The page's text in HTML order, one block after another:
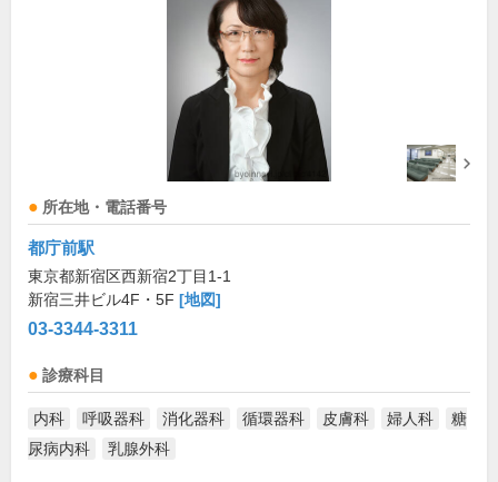
所在地・電話番号
都庁前駅
東京都新宿区西新宿2丁目1-1
新宿三井ビル4F・5F [地図]
03-3344-3311
診療科目
内科 呼吸器科 消化器科 循環器科 皮膚科 婦人科
糖
尿病内科
乳腺外科